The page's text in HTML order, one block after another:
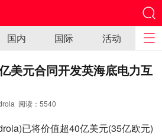
国内 国际 活动
美元合同开发英海底电力互
阅读： 5540
已将价值超40亿美元(35亿欧元)